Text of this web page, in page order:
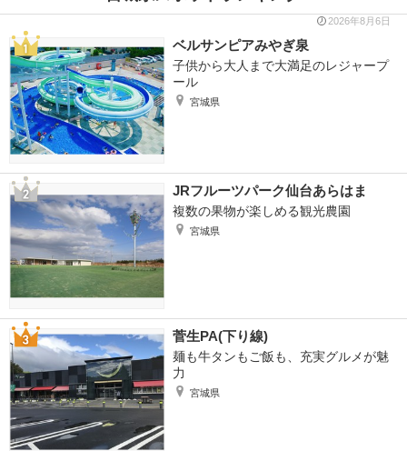
2026年8月6日
ベルサンピアみやぎ泉
子供から大人まで大満足のレジャープ
ール
宮城県
JRフルーツパーク仙台あらはま
複数の果物が楽しめる観光農園
宮城県
菅生PA(下り線)
麺も牛タンもご飯も、充実グルメが魅
力
宮城県